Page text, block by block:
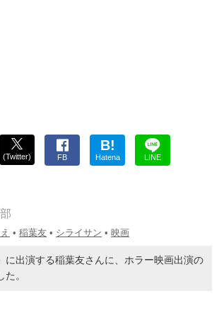
(Twitter) FB
B!
Hatena LINE
• 稲葉友 • シライサン • 映画
に出演する稲葉友さんに、ホラー映画出演の
。